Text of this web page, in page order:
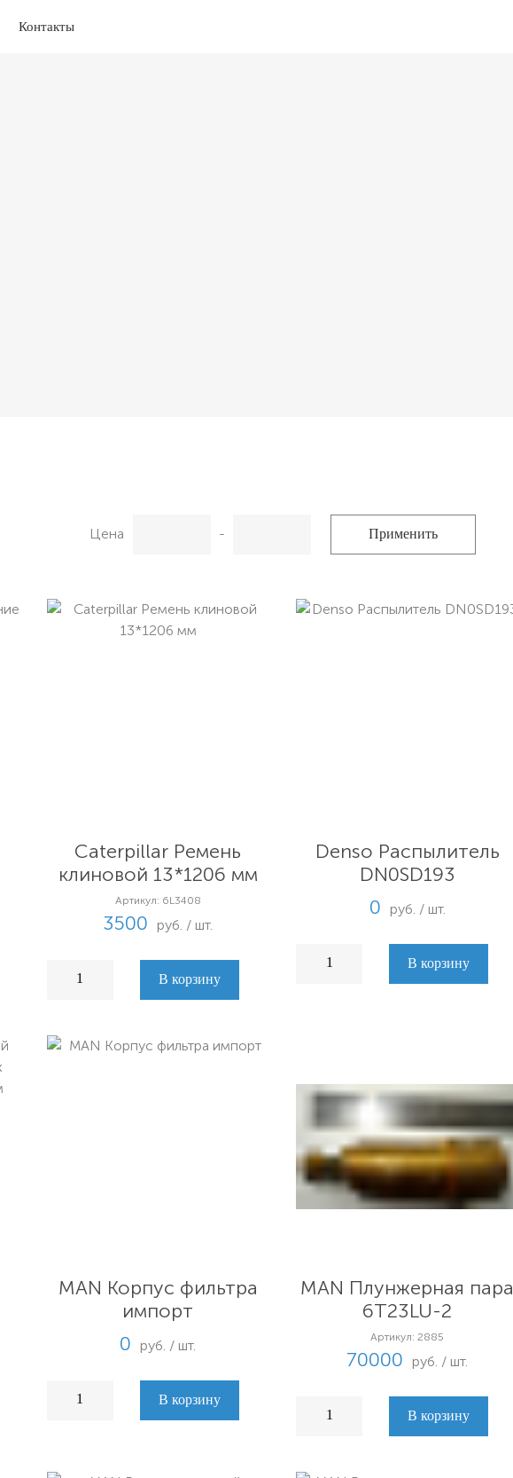
Контакты
Цена - Применить
Caterpillar Ремень
клиновой 13*1206 мм
Артикул: 6L3408
3500 руб. / шт.
В корзину
Denso Распылитель
DN0SD193
0
руб. / шт.
В корзину
MAN Корпус фильтра
импорт
0
руб. / шт.
В корзину
MAN Плунжерная пара
6T23LU-2
Артикул: 2885
70000 руб. / шт.
В корзину